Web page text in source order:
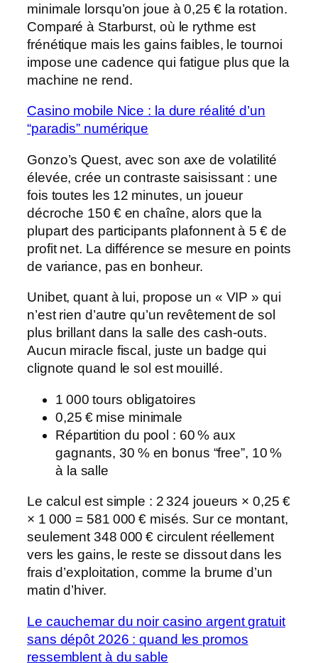
minimale lorsqu’on joue à 0,25 € la rotation.
Comparé à Starburst, où le rythme est
frénétique mais les gains faibles, le tournoi
impose une cadence qui fatigue plus que la
machine ne rend.
Casino mobile Nice : la dure réalité d’un
“paradis” numérique
Gonzo’s Quest, avec son axe de volatilité
élevée, crée un contraste saisissant : une
fois toutes les 12 minutes, un joueur
décroche 150 € en chaîne, alors que la
plupart des participants plafonnent à 5 € de
profit net. La différence se mesure en points
de variance, pas en bonheur.
Unibet, quant à lui, propose un « VIP » qui
n’est rien d’autre qu’un revêtement de sol
plus brillant dans la salle des cash‑outs.
Aucun miracle fiscal, juste un badge qui
clignote quand le sol est mouillé.
1 000 tours obligatoires
0,25 € mise minimale
Répartition du pool : 60 % aux
gagnants, 30 % en bonus “free”, 10 %
à la salle
Le calcul est simple : 2 324 joueurs × 0,25 €
× 1 000 = 581 000 € misés. Sur ce montant,
seulement 348 000 € circulent réellement
vers les gains, le reste se dissout dans les
frais d’exploitation, comme la brume d’un
matin d’hiver.
Le cauchemar du noir casino argent gratuit
sans dépôt 2026 : quand les promos
ressemblent à du sable